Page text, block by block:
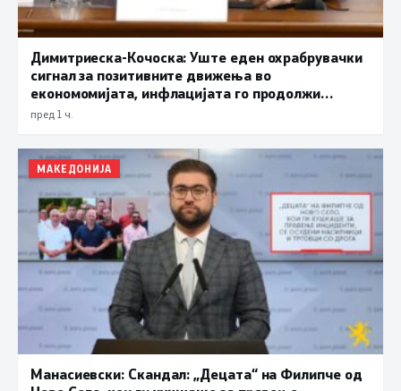
Димитриеска-Кочоска: Уште еден охрабрувачки
сигнал за позитивните движења во
економомијата, инфлацијата го продолжи
трендот на намалување и во јули изнесува 2,3
пред 1 ч.
МАКЕДОНИЈА
Манасиевски: Скандал: „Децата“ на Филипче од